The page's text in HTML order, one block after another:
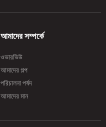
আমাদের সম্পর্কে
ওভারভিউ
আমাদের গল্প
পরিচালনা পর্ষদ
আমাদের মান